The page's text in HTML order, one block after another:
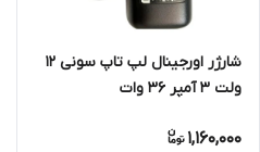
شارژر اورجینال لپ تاپ سونی 12
ولت 3 آمپر 36 وات
1,160,000